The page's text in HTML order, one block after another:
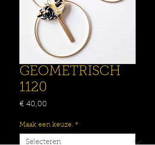
GEOMETRISCH
1120
€ 40,00
Maak een keuze. *